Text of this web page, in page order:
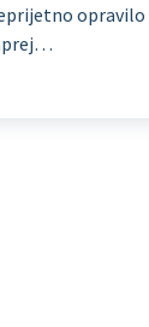
opravilo